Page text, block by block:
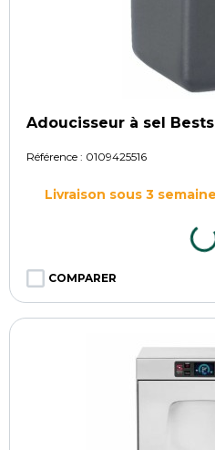
Adoucisseur à sel
Référence : 0109425516
Livraison sous 3
COMPARER